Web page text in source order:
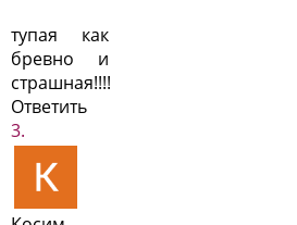
тупая как
бревно и
страшная!!!!
Ответить